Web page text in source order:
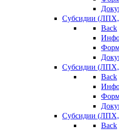
Субсидии
Back
Субсидии
Back
Субсидии
Back